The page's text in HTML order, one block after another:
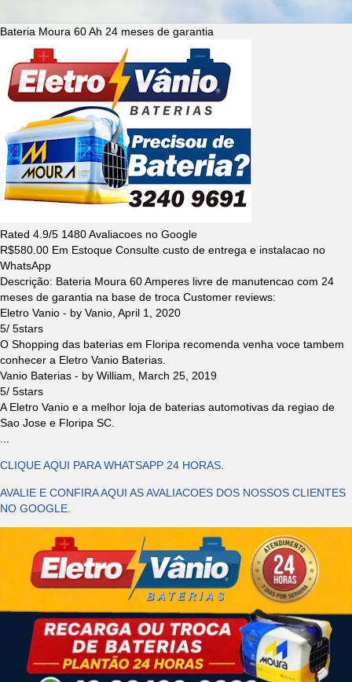
Bateria Moura 60 Ah 24 meses de garantia
Rated 4.9/5 1480Avaliacoes no Google
R$580.00 Em Estoque Consulte custo de entrega e instalacao no
WhatsApp
Descrição: Bateria Moura 60 Amperes livre de manutencao com 24
meses de garantia na base de troca Customer reviews:
Eletro Vanio - by Vanio April 1, 2020
5/ 5stars
O Shopping das baterias em Floripa recomenda venha voce tambem
conhecer a Eletro Vanio Baterias.
Vanio Baterias - by William
March 25, 2019
5/ 5stars
A Eletro Vanio e a melhor loja de baterias automotivas da regiao de
Sao Jose e Floripa SC.
CLIQUE AQUI PARA WHATSAPP 24 HORAS.
AVALIE E CONFIRA AQUI AS AVALIACOES DOS NOSSOS CLIENTES
NO GOOGLE.